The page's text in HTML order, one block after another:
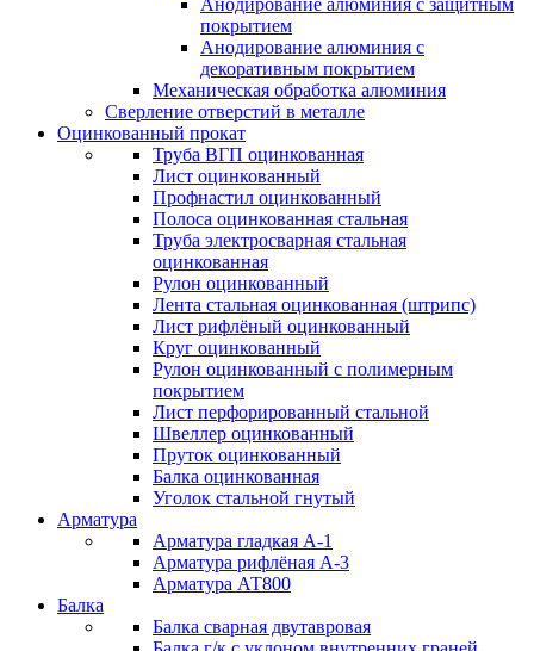
Анодирование алюминия с защитным
покрытием
Анодирование алюминия с
декоративным покрытием
Механическая обработка алюминия
Сверление отверстий в металле
Оцинкованный прокат
Труба ВГП оцинкованная
Лист оцинкованный
Профнастил оцинкованный
Полоса оцинкованная стальная
Труба электросварная стальная
оцинкованная
Рулон оцинкованный
Лента стальная оцинкованная (штрипс)
Лист рифлёный оцинкованный
Круг оцинкованный
Рулон оцинкованный с полимерным
покрытием
Лист перфорированный стальной
Швеллер оцинкованный
Пруток оцинкованный
Балка оцинкованная
Уголок стальной гнутый
Арматура
Арматура гладкая А-1
Арматура рифлёная А-3
Арматура АТ800
Балка
Балка сварная двутавровая